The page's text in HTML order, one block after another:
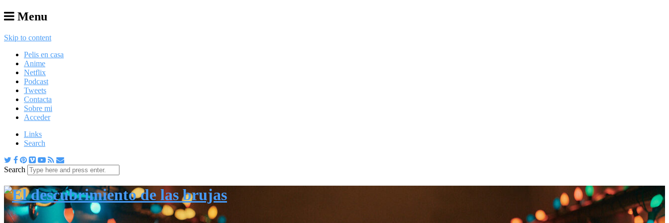
Menu
Skip to content
Pelis en casa
Anime
Netflix
Podcast
Tweets
Contacta
Sobre mi
Acceder
Links
Search
Search